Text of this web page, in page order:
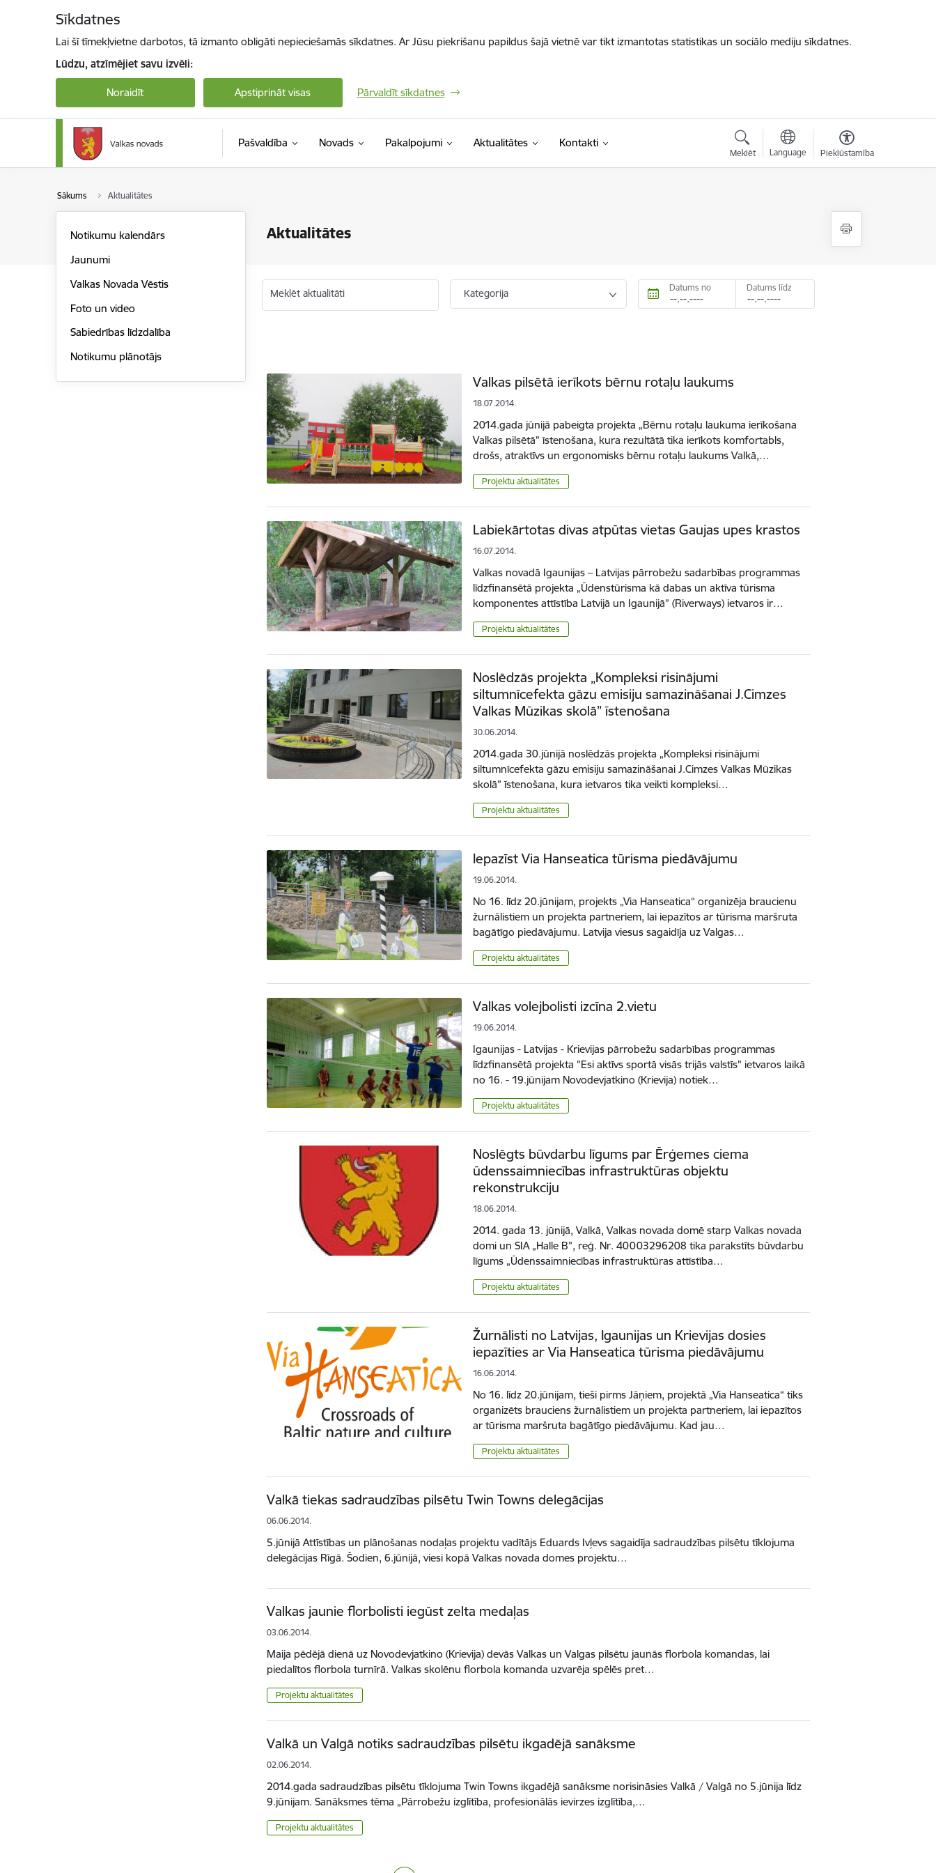
Sīkdatnes
Lai šī tīmekļvietne darbotos, tā izmanto obligāti nepieciešamās sīkdatnes. Ar Jūsu piekrišanu papildus šajā vietnē var tikt izmantotas statistikas un sociālo mediju sīkdatnes.
Lūdzu, atzīmējiet savu izvēli:
Noraidīt Apstiprināt visas Pārvaldīt sīkdatnes
Pašvaldība Novads Pakalpojumi Aktualitātes Kontakti
Meklēt Language Piekļūstamība
Sākums Aktualitātes
Aktualitātes
Notikumu kalendārs
Jaunumi
Valkas Novada Vēstis
Foto un video
Sabiedrības līdzdalība
Notikumu plānotājs
Meklēt aktualitāti Kategorija Datums no Datums līdz
Valkas pilsētā ierīkots bērnu rotaļu laukums
18.07.2014.
2014.gada jūnijā pabeigta projekta „Bērnu rotaļu laukuma ierīkošana
Valkas pilsētā” īstenošana, kura rezultātā tika ierīkots komfortabls,
drošs, atraktīvs un ergonomisks bērnu rotaļu laukums Valkā,…
Projektu aktualitātes
Labiekārtotas divas atpūtas vietas Gaujas upes krastos
16.07.2014.
Valkas novadā Igaunijas – Latvijas pārrobežu sadarbības programmas
līdzfinansētā projekta „Ūdenstūrisma kā dabas un aktīva tūrisma
komponentes attīstība Latvijā un Igaunijā” (Riverways) ietvaros ir…
Projektu aktualitātes
Noslēdzās projekta „Kompleksi risinājumi
siltumnīcefekta gāzu emisiju samazināšanai J.Cimzes
Valkas Mūzikas skolā” īstenošana
30.06.2014.
2014.gada 30.jūnijā noslēdzās projekta „Kompleksi risinājumi
siltumnīcefekta gāzu emisiju samazināšanai J.Cimzes Valkas Mūzikas
skolā” īstenošana, kura ietvaros tika veikti kompleksi…
Projektu aktualitātes
Iepazīst Via Hanseatica tūrisma piedāvājumu
19.06.2014.
No 16. līdz 20.jūnijam, projekts „Via Hanseatica“ organizēja braucienu
žurnālistiem un projekta partneriem, lai iepazītos ar tūrisma maršruta
bagātīgo piedāvājumu. Latvija viesus sagaidīja uz Valgas…
Projektu aktualitātes
Valkas volejbolisti izcīna 2.vietu
19.06.2014.
Igaunijas - Latvijas - Krievijas pārrobežu sadarbības programmas
līdzfinansētā projekta "Esi aktīvs sportā visās trijās valstīs" ietvaros laikā
no 16. - 19.jūnijam Novodevjatkino (Krievija) notiek…
Projektu aktualitātes
Noslēgts būvdarbu līgums par Ērģemes ciema
ūdenssaimniecības infrastruktūras objektu
rekonstrukciju
18.06.2014.
2014. gada 13. jūnijā, Valkā, Valkas novada domē starp Valkas novada
domi un SIA „Halle B”, reģ. Nr. 40003296208 tika parakstīts būvdarbu
līgums „Ūdenssaimniecības infrastruktūras attīstība…
Projektu aktualitātes
Žurnālisti no Latvijas, Igaunijas un Krievijas dosies
iepazīties ar Via Hanseatica tūrisma piedāvājumu
16.06.2014.
No 16. līdz 20.jūnijam, tieši pirms Jāņiem, projektā „Via Hanseatica“ tiks
organizēts brauciens žurnālistiem un projekta partneriem, lai iepazītos
ar tūrisma maršruta bagātīgo piedāvājumu. Kad jau…
Projektu aktualitātes
Valkā tiekas sadraudzības pilsētu Twin Towns delegācijas
06.06.2014.
5.jūnijā Attīstības un plānošanas nodaļas projektu vadītājs Eduards Ivļevs sagaidīja sadraudzības pilsētu tīklojuma
delegācijas Rīgā. Šodien, 6.jūnijā, viesi kopā Valkas novada domes projektu…
Valkas jaunie florbolisti iegūst zelta medaļas
03.06.2014.
Maija pēdējā dienā uz Novodevjatkino (Krievija) devās Valkas un Valgas pilsētu jaunās florbola komandas, lai
piedalītos florbola turnīrā. Valkas skolēnu florbola komanda uzvarēja spēlēs pret…
Projektu aktualitātes
Valkā un Valgā notiks sadraudzības pilsētu ikgadējā sanāksme
02.06.2014.
2014.gada sadraudzības pilsētu tīklojuma Twin Towns ikgadējā sanāksme norisināsies Valkā / Valgā no 5.jūnija līdz
9.jūnijam. Sanāksmes tēma „Pārrobežu izglītība, profesionālās ievirzes izglītība,…
Projektu aktualitātes